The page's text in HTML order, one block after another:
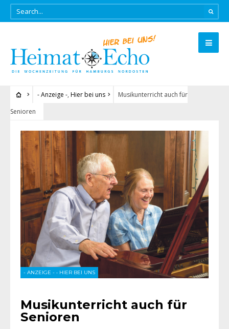
- Anzeige -, Hier bei uns
Musikunterricht auch für
Senioren
- ANZEIGE - • HIER BEI UNS
Musikunterricht auch für
Senioren